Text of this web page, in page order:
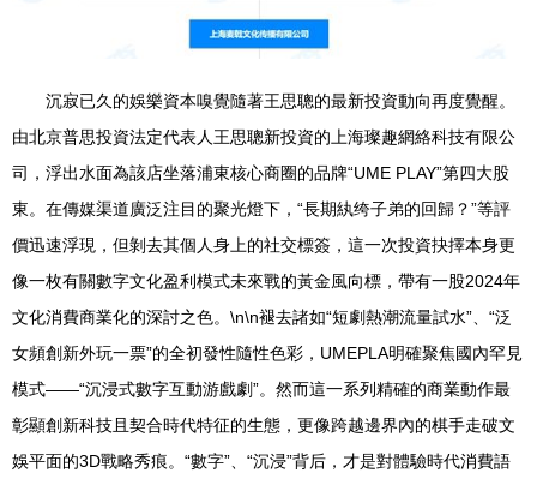
沉寂已久的娛樂資本嗅覺隨著王思聰的最新投資動向再度覺醒。
由北京普思投資法定代表人王思聰新投資的上海璨趣網絡科技有限公
司，浮出水面為該店坐落浦東核心商圈的品牌“UME PLAY”第四大股
東。在傳媒渠道廣泛注目的聚光燈下，“長期紈绔子弟的回歸？”等評
價迅速浮現，但剝去其個人身上的社交標簽，這一次投資抉擇本身更
像一枚有關數字文化盈利模式未來戰的黃金風向標，帶有一股2024年
文化消費商業化的深討之色。\n\n褪去諸如“短劇熱潮流量試水”、“泛
女頻創新外玩一票”的全初發性隨性色彩，UMEPLA明確聚焦國內罕見
模式——“沉浸式數字互動游戲劇”。然而這一系列精確的商業動作最
彰顯創新科技且契合時代特征的生態，更像跨越邊界內的棋手走破文
娛平面的3D戰略秀痕。“數字”、“沉浸”背后，才是對體驗時代消費語